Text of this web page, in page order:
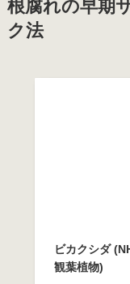
根腐れの早期
ク法
ビカクシダ
観葉植物)